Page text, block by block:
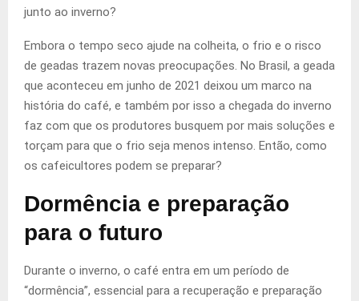
junto ao inverno?
Embora o tempo seco ajude na colheita, o frio e o risco
de geadas trazem novas preocupações. No Brasil, a geada
que aconteceu em junho de 2021 deixou um marco na
história do café, e também por isso a chegada do inverno
faz com que os produtores busquem por mais soluções e
torçam para que o frio seja menos intenso. Então, como
os cafeicultores podem se preparar?
Dormência e preparação
para o futuro
Durante o inverno, o café entra em um período de
“dormência”, essencial para a recuperação e preparação